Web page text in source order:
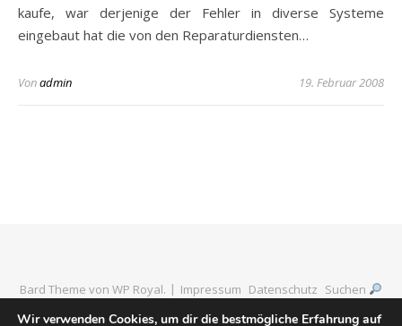
kaufe, war derjenige der Fehler in diverse Systeme
eingebaut hat die von den Reparaturdiensten…
Vonadmin 19. Februar 2008
Bard Theme vonWP Royal. Impressum Datenschutz Suchen
Wir verwenden Cookies, um dir die bestmögliche Erfahrung auf